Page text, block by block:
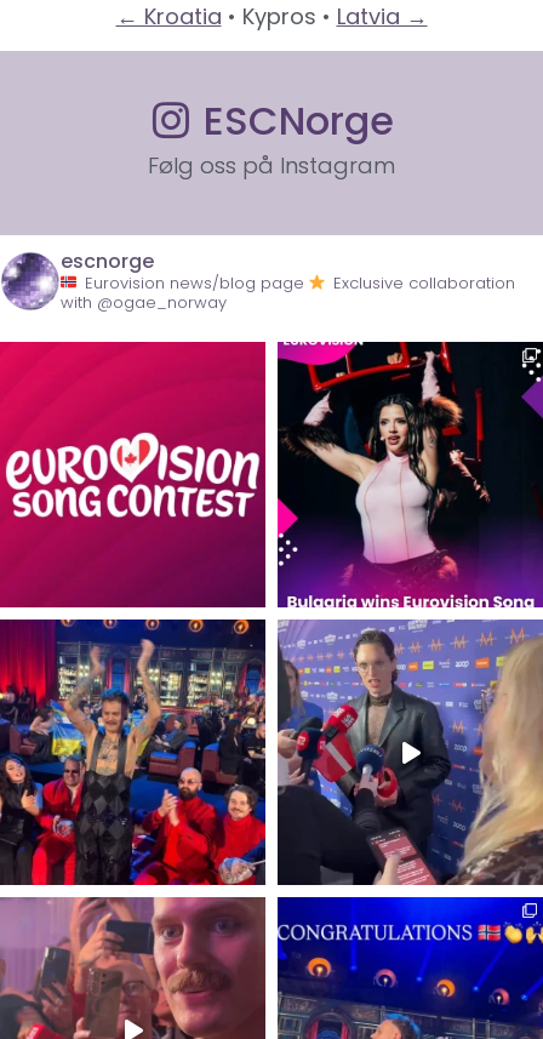
← Kroatia • Kypros • Latvia →
ESCNorge
Følg oss på Instagram
escnorge
Eurovision news/blog page
Exclusive collaboration
with @ogae_norway